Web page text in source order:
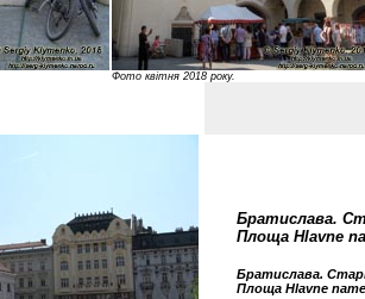
Фото квітня 2018 року.
Братислава.
Площа Hlavne
Братислава.
Площа Hlavne